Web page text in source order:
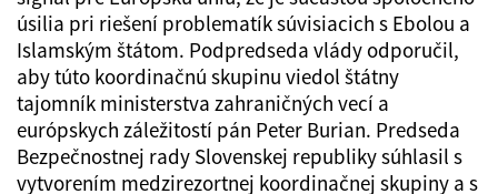
úsilia pri riešení problematík súvisiacich s Ebolou a
Islamským štátom. Podpredseda vlády odporučil,
aby túto koordinačnú skupinu viedol štátny
tajomník ministerstva zahraničných vecí a
európskych záležitostí pán Peter Burian. Predseda
Bezpečnostnej rady Slovenskej republiky súhlasil s
vytvorením medzirezortnej koordinačnej skupiny a s